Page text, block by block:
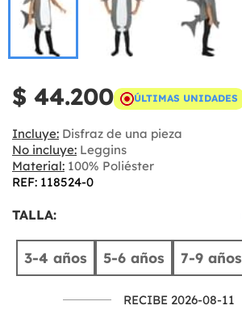
$ 44.200 ÚLTIMAS UNIDADES
Incluye: Disfraz de una pieza
No incluye: Leggins
Material: 100% Poliéster
REF: 118524-0
TALLA:
3-4 años 5-6 años 7-9 años
RECIBE 2026-08-11